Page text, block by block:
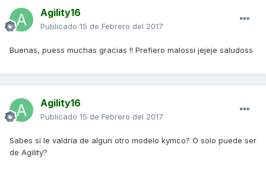
Agility16
Publicado 15 de Febrero del 2017
Buenas, puess muchas gracias !! Prefiero malossi jejeje saludoss
Agility16
Publicado 15 de Febrero del 2017
Sabes si le valdria de algun otro modelo kymco? O solo puede ser
de Agility?